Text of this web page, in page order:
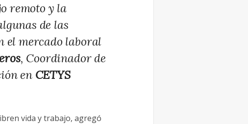
remoto y la
de las
el mercado laboral
, Coordinador de
en CETYS
vida y trabajo, agregó